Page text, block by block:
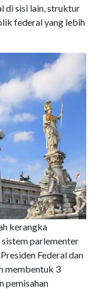
di sisi lain, struktur
federal yang lebih
kerangka
parlementer
Federal dan
membentuk 3
pemisahan